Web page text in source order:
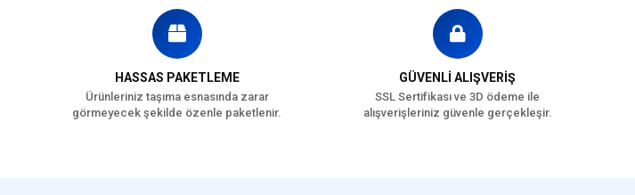
HASSAS PAKETLEME
Ürünleriniz taşıma esnasında zarar
görmeyecek şekilde özenle paketlenir.
GÜVENLİ ALIŞVERİŞ
SSL Sertifikası ve 3D ödeme ile
alışverişleriniz güvenle gerçekleşir.